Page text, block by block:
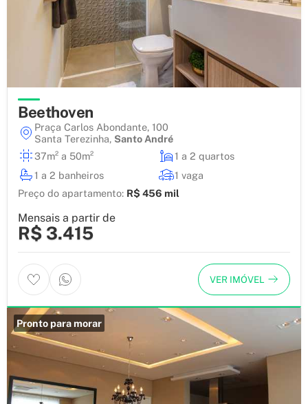
Beethoven
Praça Carlos Abondante, 100
Santa Terezinha, Santo André
37m² a 50m²
1 a 2 quartos
1 a 2 banheiros
1 vaga
Preço do apartamento: R$ 456 mil
Mensais a partir de
R$ 3.415
VER IMÓVEL
Pronto para morar